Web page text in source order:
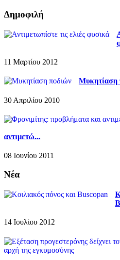
Δημοφιλή
11 Μαρτίου 2012
Μυκητίαση
30 Απριλίου 2010
αντιμετώ...
08 Ιουνίου 2011
Νέα
14 Ιουλίου 2012